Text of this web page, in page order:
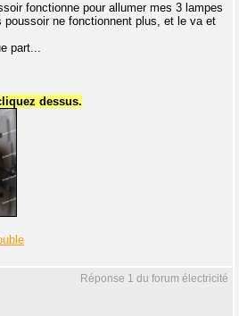
fonctionne pour allumer mes 3 lampes
poussoir ne fonctionnent plus, et le va et
part...
dessus.
Réponse 1 du forum électricité